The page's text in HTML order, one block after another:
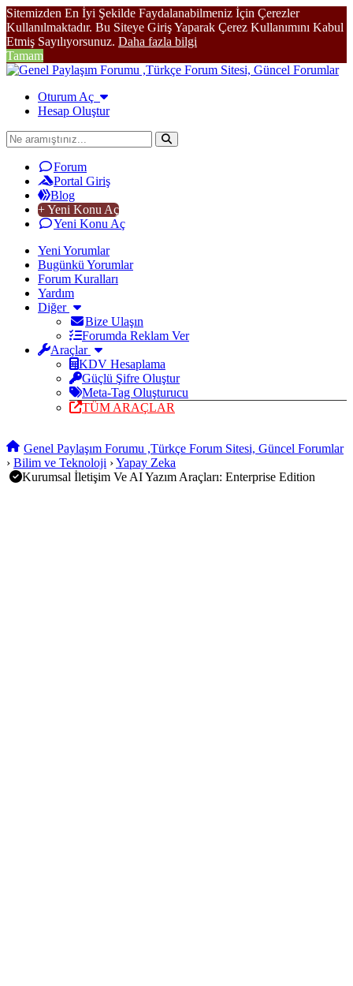
Sitemizden En İyi Şekilde Faydalanabilmeniz İçin Çerezler
Kullanılmaktadır. Bu Siteye Giriş Yaparak Çerez Kullanımını Kabul
Etmiş Sayılıyorsunuz. Daha fazla bilgi
Tamam
Oturum Aç
Hesap Oluştur
Forum
Portal Giriş
Blog
+ Yeni Konu Aç
Yeni Konu Aç
Yeni Yorumlar
Bugünkü Yorumlar
Forum Kuralları
Yardım
Diğer
Bize Ulaşın
Forumda Reklam Ver
Araçlar
KDV Hesaplama
Güçlü Şifre Oluştur
Meta-Tag Oluşturucu
TÜM ARAÇLAR
Genel Paylaşım Forumu ,Türkçe Forum Sitesi, Güncel Forumlar
› Bilim ve Teknoloji ›Yapay Zeka
Kurumsal İletişim Ve AI Yazım Araçları: Enterprise Edition